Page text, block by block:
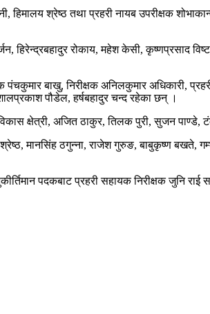
हिमालय श्रेष्ठ तथा प्रहरी नायब उपरीक्षक
हिरेन्द्रबहादुर रोकाय, महेश केसी, कृष्णप्रसाद
बाखु, निरीक्षक अनिलकुमार अधिकारी,
पौडेल, हर्षबहादुर चन्द रहेका छन् ।
क्षेत्री, अजित ठाकुर, तिलक पुरी, सुजन पाण्डे,
मानसिंह ठगुन्ना, राजेश गुरुङ, बाबुकृष्ण बखते,
पदकबाट प्रहरी सहायक निरीक्षक जुनि